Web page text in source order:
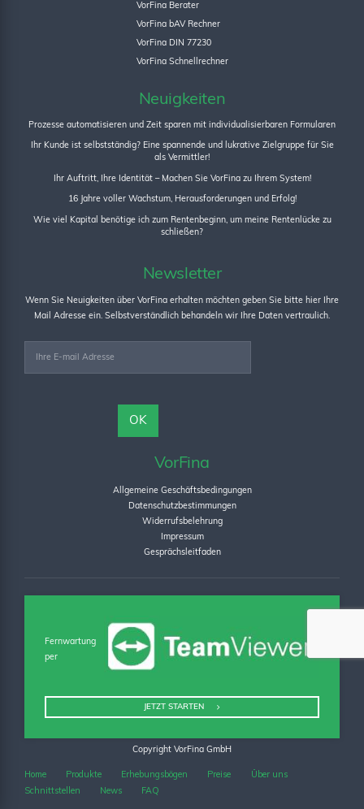
VorFina Berater
VorFina bAV Rechner
VorFina DIN 77230
VorFina Schnellrechner
Neuigkeiten
Prozesse automatisieren und Zeit sparen mit individualisierbaren Formularen
Ihr Kunde ist selbstständig? Eine spannende und lukrative Zielgruppe für Sie
als Vermittler!
Ihr Auftritt, Ihre Identität – Machen Sie VorFina zu Ihrem System!
16 Jahre voller Wachstum, Herausforderungen und Erfolg!
Wie viel Kapital benötige ich zum Rentenbeginn, um meine Rentenlücke zu
schließen?
Newsletter
Wenn Sie Neuigkeiten über VorFina erhalten möchten geben Sie bitte hier Ihre
Mail Adresse ein. Selbstverständlich behandeln wir Ihre Daten vertraulich.
VorFina
Allgemeine Geschäftsbedingungen
Datenschutzbestimmungen
Widerrufsbelehrung
Impressum
Gesprächsleitfaden
Fernwartung
per
JETZT STARTEN
Copyright VorFina GmbH
Home Produkte Erhebungsbögen Preise
Über uns
Schnittstellen
News FAQ